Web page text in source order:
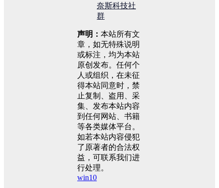
奈斯科技社
群
声明： 本站所有文
章，如无特殊说明
或标注，均为本站
原创发布。任何个
人或组织，在未征
得本站同意时，禁
止复制、盗用、采
集、发布本站内容
到任何网站、书籍
等各类媒体平台。
如若本站内容侵犯
了原著者的合法权
益，可联系我们进
行处理。
win10